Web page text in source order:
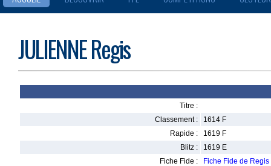
JULIENNE Regis
Titre :
Classement :
1614 F
Rapide :
1619 F
Blitz :
1619 E
Fiche Fide :
Fiche Fide de